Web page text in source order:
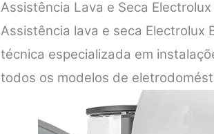
Assistência Lava e Seca
Assistência lava e seca Electrolux
técnica especializada em
todos os modelos de